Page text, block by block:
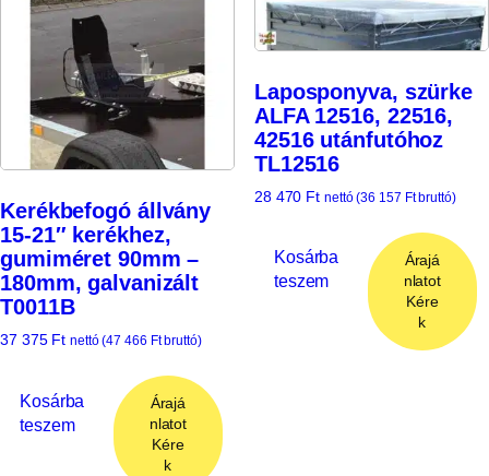
Kerékbefogó állvány
15-21″ kerékhez,
gumiméret 90mm –
180mm, galvanizált
T0011B
37 375 Ft nettó (47 466 Ftbruttó)
Kosárba
teszem
Árajá
nlatot
Kére
k
Laposponyva, szürke
ALFA 12516, 22516,
42516 utánfutóhoz
TL12516
28 470 Ft nettó (36 157 Ftbruttó)
Kosárba
teszem
Árajá
nlatot
Kére
k